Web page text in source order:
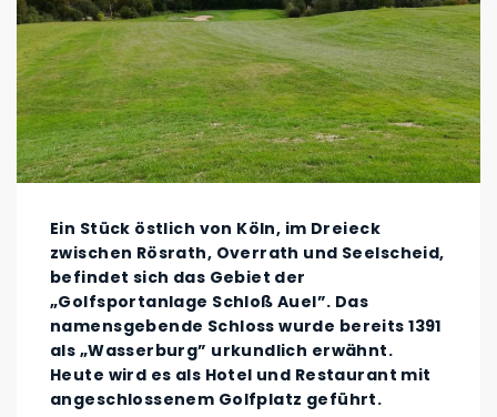
Ein Stück östlich von Köln, im Dreieck
zwischen Rösrath, Overrath und Seelscheid,
befindet sich das Gebiet der
„Golfsportanlage Schloß Auel”. Das
namensgebende Schloss wurde bereits 1391
als „Wasserburg” urkundlich erwähnt.
Heute wird es als Hotel und Restaurant mit
angeschlossenem Golfplatz geführt.